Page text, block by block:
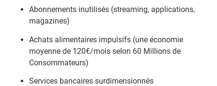
Abonnements inutilisés (streaming, applications,
magazines)
Achats alimentaires impulsifs (une économie
moyenne de 120€/mois selon 60 Millions de
Consommateurs)
Services bancaires surdimensionnés